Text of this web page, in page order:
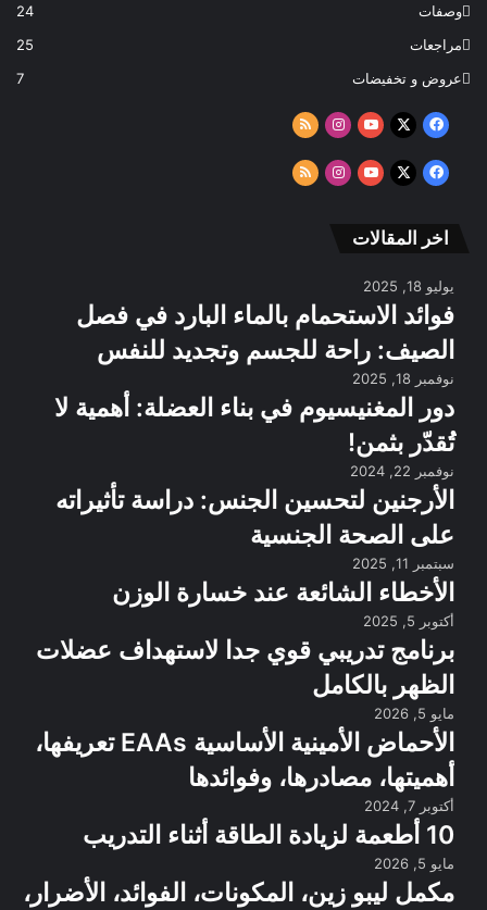
وصفات
24
مراجعات
25
عروض و تخفيضات
7
فيسبوك
‫X
‫YouTubeانستقرامملخص
RSS
فيسبوك
‫X
‫YouTubeانستقرامملخص
اخر المقالات
يوليو 18, 2025
فوائد الاستحمام بالماء البارد في فصل
الصيف: راحة للجسم وتجديد للنفس
نوفمبر 18, 2025
دور المغنيسيوم في بناء العضلة: أهمية لا
تُقدّر بثمن!
نوفمبر 22, 2024
الأرجنين لتحسين الجنس: دراسة تأثيراته
على الصحة الجنسية
سبتمبر 11, 2025
الأخطاء الشائعة عند خسارة الوزن
أكتوبر 5, 2025
برنامج تدريبي قوي جدا لاستهداف عضلات
الظهر بالكامل
مايو 5, 2026
الأحماض الأمينية الأساسية EAAs تعريفها،
أهميتها، مصادرها، وفوائدها
أكتوبر 7, 2024
10 أطعمة لزيادة الطاقة أثناء التدريب
مايو 5, 2026
مكمل ليبو زين، المكونات، الفوائد، الأضرار،